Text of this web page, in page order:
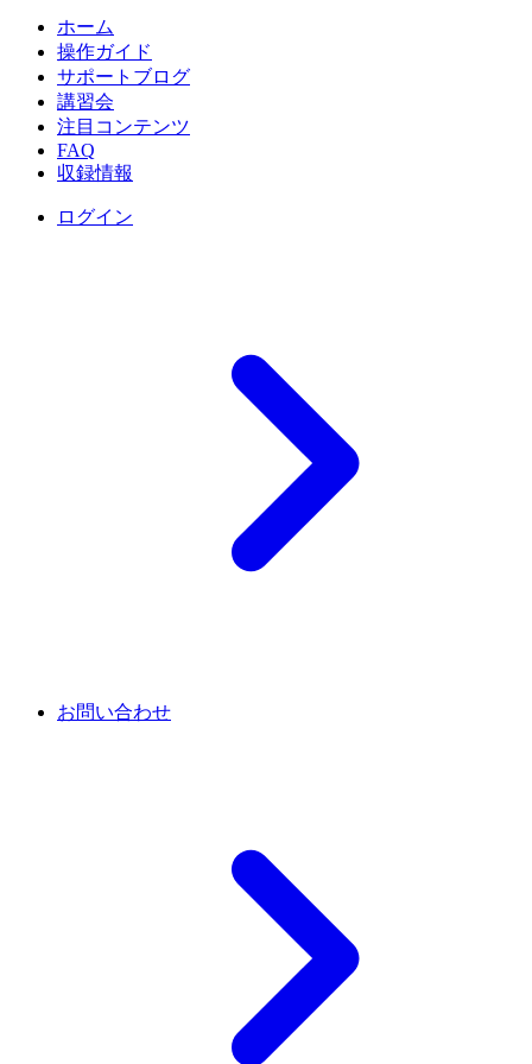
ホーム
操作ガイド
サポートブログ
講習会
注目コンテンツ
FAQ
収録情報
ログイン
お問い合わせ